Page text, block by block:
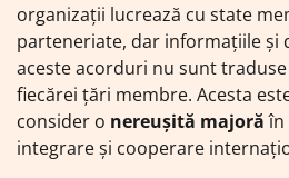
organizații lucrează cu state
parteneriate, dar informațiile și
aceste acorduri nu sunt
fiecărei țări membre. Acesta
consider o nereușită majorăîn
integrare și cooperare